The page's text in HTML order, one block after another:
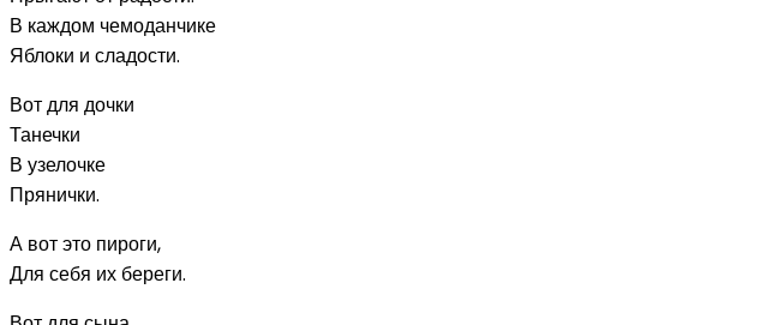
В каждом чемоданчике
Яблоки и сладости.
Вот для дочки
Танечки
В узелочке
Прянички.
А вот это пироги,
Для себя их береги.